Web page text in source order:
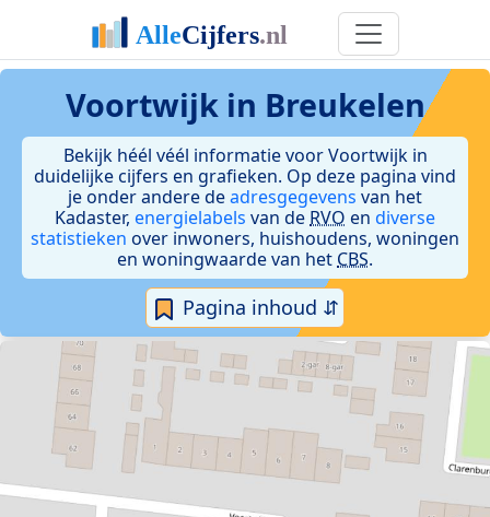
Voortwijk in Breukelen
Bekijk héél véél informatie voor Voortwijk in
duidelijke cijfers en grafieken. Op deze pagina vind
je onder andere deadresgegevens van het
Kadaster, energielabels van de RVO en diverse
statistieken over inwoners, huishoudens, woningen
en woningwaarde van het CBS.
Pagina inhoud ⇵